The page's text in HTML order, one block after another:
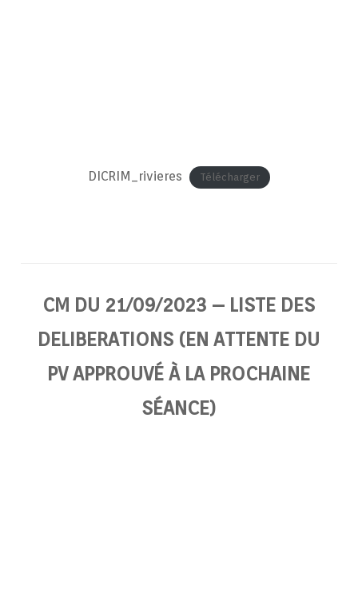
DICRIM_rivieres Télécharger
CM DU 21/09/2023 – LISTE DES
DELIBERATIONS (EN ATTENTE DU
PV APPROUVÉ À LA PROCHAINE
SÉANCE)